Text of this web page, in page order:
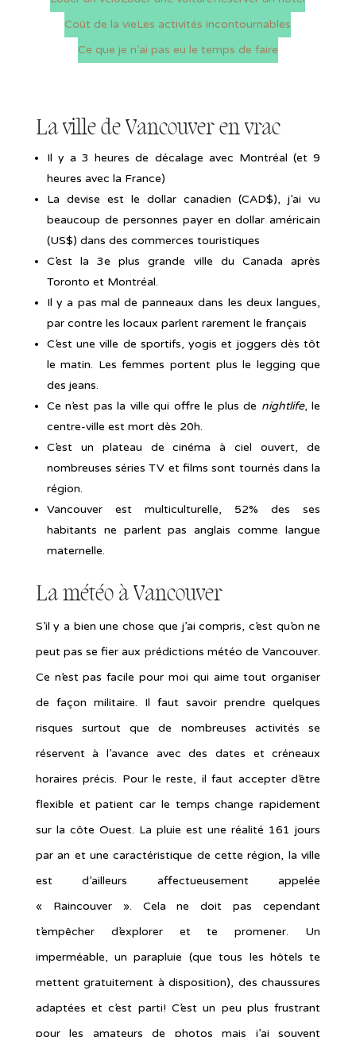
Coût de la vieLes activités incontournables
Ce que je n’ai pas eu le temps de faire
La ville de Vancouver en vrac
Il y a 3 heures de décalage avec Montréal (et 9
heures avec la France)
La devise est le dollar canadien (CAD$), j’ai vu
beaucoup de personnes payer en dollar américain
(US$) dans des commerces touristiques
C’est la 3e plus grande ville du Canada après
Toronto et Montréal.
Il y a pas mal de panneaux dans les deux langues,
par contre les locaux parlent rarement le français
C’est une ville de sportifs, yogis et joggers dès tôt
le matin. Les femmes portent plus le legging que
des jeans.
Ce n’est pas la ville qui offre le plus de nightlife, le
centre-ville est mort dès 20h.
C’est un plateau de cinéma à ciel ouvert, de
nombreuses séries TV et films sont tournés dans la
région.
Vancouver est multiculturelle, 52% des ses
habitants ne parlent pas anglais comme langue
maternelle.
La météo à Vancouver
S’il y a bien une chose que j’ai compris, c’est qu’on ne
peut pas se fier aux prédictions météo de Vancouver.
Ce n’est pas facile pour moi qui aime tout organiser
de façon militaire. Il faut savoir prendre quelques
risques surtout que de nombreuses activités se
réservent à l’avance avec des dates et créneaux
horaires précis. Pour le reste, il faut accepter d’être
flexible et patient car le temps change rapidement
sur la côte Ouest. La pluie est une réalité 161 jours
par an et une caractéristique de cette région, la ville
est d’ailleurs affectueusement appelée
« Raincouver ». Cela ne doit pas cependant
t’empêcher d’explorer et te promener. Un
imperméable, un parapluie (que tous les hôtels te
mettent gratuitement à disposition), des chaussures
adaptées et c’est parti! C’est un peu plus frustrant
pour les amateurs de photos mais j’ai souvent